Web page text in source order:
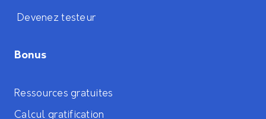
Devenez testeur
Bonus
Ressources gratuites
Calcul gratification